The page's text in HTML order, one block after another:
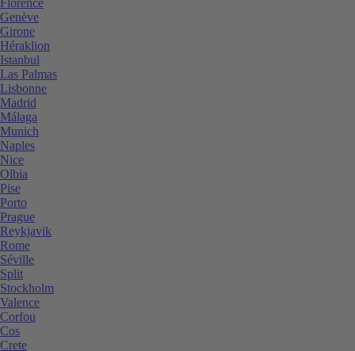
Genève
Girone
Héraklion
Istanbul
Las Palmas
Lisbonne
Madrid
Málaga
Munich
Naples
Nice
Olbia
Pise
Porto
Prague
Reykjavik
Rome
Séville
Split
Stockholm
Valence
Corfou
Cos
Crete